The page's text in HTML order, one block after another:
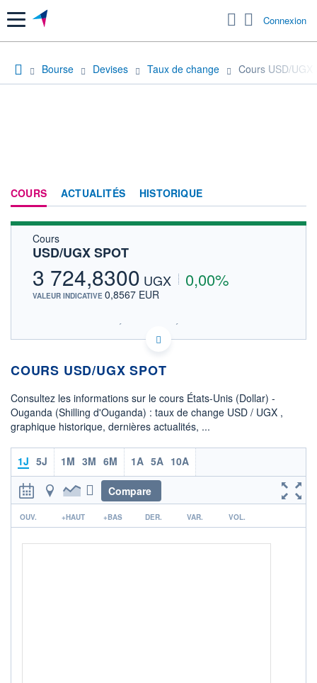
Menu Connexion
Bourse Devises Taux de change Cours USD/UGX
COURS ACTUALITÉS HISTORIQUE
Cours
USD/UGX SPOT
3 724,8300 UGX 0,00%
VALEUR INDICATIVE 0,8567 EUR
SIX - FOREX 1 DONNÉES TEMPS RÉEL
Politique d'exécution
OUVERTURE
3 728,5040
+ HAUT
3 731,9780
+ BAS
3 722,0000
UGX/USD
0,0003 0,00%
+ PORTEFEUILLE + LISTE
COURS USD/UGX SPOT
Consultez les informations sur le cours États-Unis (Dollar) -
Ouganda (Shilling d'Ouganda) : taux de change USD / UGX ,
graphique historique, dernières actualités, ...
1J 5J 1M 3M 6M 1A 5A 10A
Compare
r
OUV. +HAUT +BAS DER. VAR. VOL.